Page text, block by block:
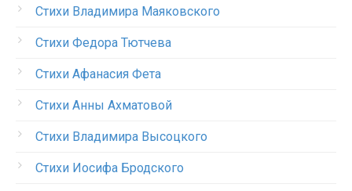
Стихи Владимира Маяковского
Стихи Федора Тютчева
Стихи Афанасия Фета
Стихи Анны Ахматовой
Стихи Владимира Высоцкого
Стихи Иосифа Бродского